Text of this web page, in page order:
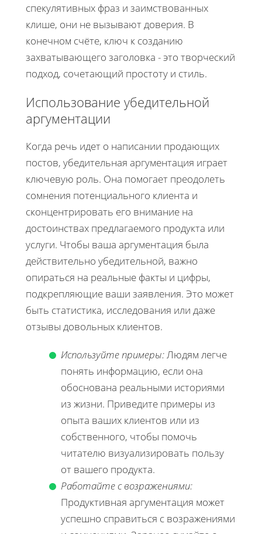
спекулятивных фраз и заимствованных
клише, они не вызывают доверия. В
конечном счёте, ключ к созданию
захватывающего заголовка - это творческий
подход, сочетающий простоту и стиль.
Использование убедительной
аргументации
Когда речь идет о написании продающих
постов, убедительная аргументация играет
ключевую роль. Она помогает преодолеть
сомнения потенциального клиента и
сконцентрировать его внимание на
достоинствах предлагаемого продукта или
услуги. Чтобы ваша аргументация была
действительно убедительной, важно
опираться на реальные факты и цифры,
подкрепляющие ваши заявления. Это может
быть статистика, исследования или даже
отзывы довольных клиентов.
Используйте примеры:Людям легче
понять информацию, если она
обоснована реальными историями
из жизни. Приведите примеры из
опыта ваших клиентов или из
собственного, чтобы помочь
читателю визуализировать пользу
от вашего продукта.
Работайте с возражениями:
Продуктивная аргументация может
успешно справиться с возражениями